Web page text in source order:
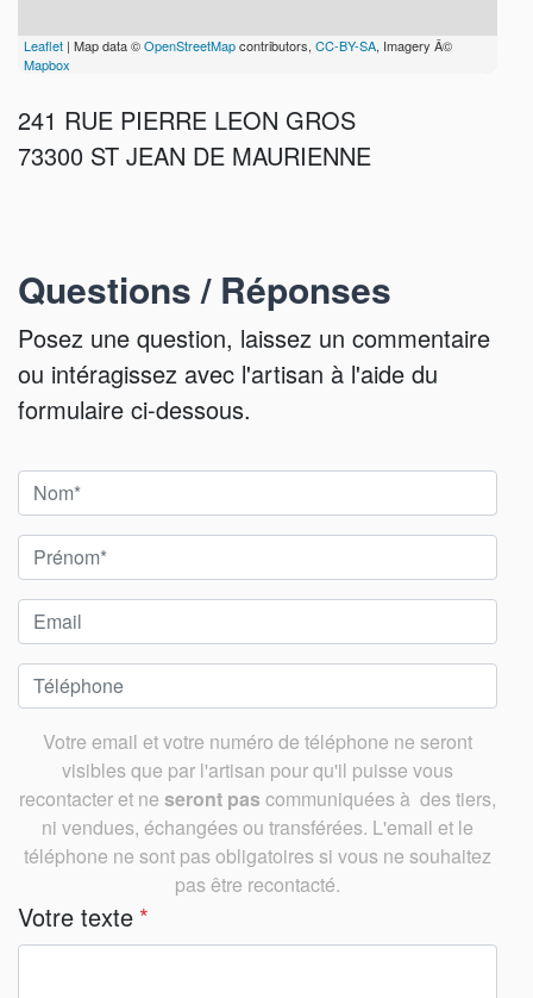
Leaflet | Map data ©OpenStreetMapcontributors, CC-BY-SA, Imagery Â©
Mapbox
241 RUE PIERRE LEON GROS
73300 ST JEAN DE MAURIENNE
Questions / Réponses
Posez une question, laissez un commentaire
ou intéragissez avec l'artisan à l'aide du
formulaire ci-dessous.
Votre email et votre numéro de téléphone ne seront
visibles que par l'artisan pour qu'il puisse vous
recontacter et ne seront pas communiquées à des tiers,
ni vendues, échangées ou transférées. L'email et le
téléphone ne sont pas obligatoires si vous ne souhaitez
pas être recontacté.
Votre texte *